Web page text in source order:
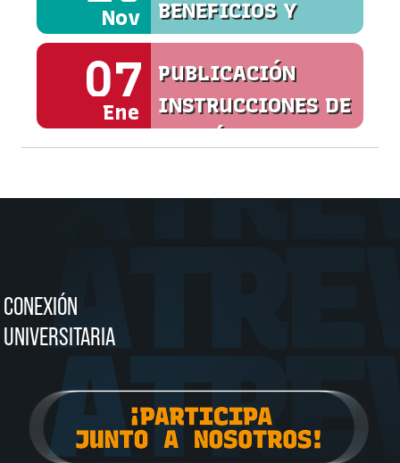
Nov
BENEFICIOS Y
SERVICIOS
07
Ene
PUBLICACIÓN
INSTRUCCIONES DE
MATRÍCULA
CONEXIÓN
UNIVERSITARIA